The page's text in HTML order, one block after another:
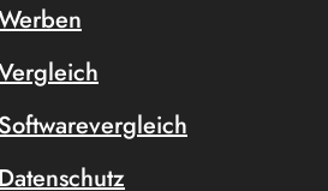
Softwarevergleich
Datenschutz